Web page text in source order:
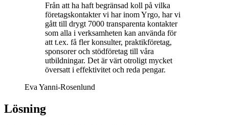
Från att ha haft begränsad koll på vilka
företagskontakter vi har inom Yrgo, har vi
gått till drygt 7000 transparenta kontakter
som alla i verksamheten kan använda för
att t.ex. få fler konsulter, praktikföretag,
sponsorer och stödföretag till våra
utbildningar. Det är värt otroligt mycket
översatt i effektivitet och reda pengar.
Eva Yanni-Rosenlund
Lösning